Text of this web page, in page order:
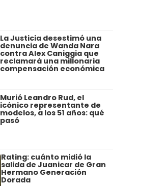
La Justicia desestimó una
denuncia de Wanda Nara
contra Alex Caniggia que
reclamará una millonaria
compensación económica
Murió Leandro Rud, el
icónico representante de
modelos, a los 51 años: qué
pasó
Rating: cuánto midió la
salida de Juanicar de Gran
Hermano Generación
Dorada